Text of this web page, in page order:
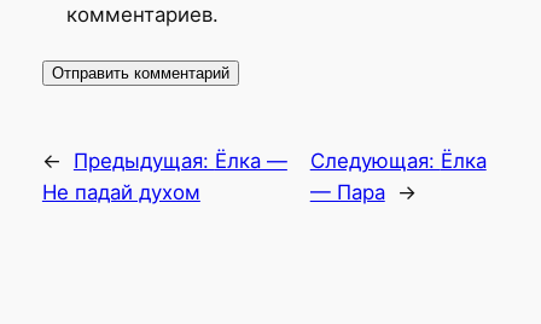
комментариев.
← Предыдущая: Ëлка —
Не падай духом
Следующая: Ëлка
— Пара
→